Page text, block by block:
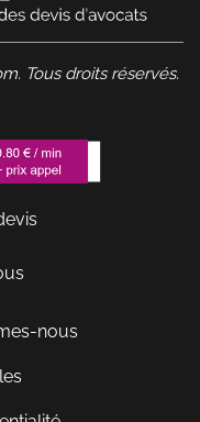
Tous droits réservés.
nous